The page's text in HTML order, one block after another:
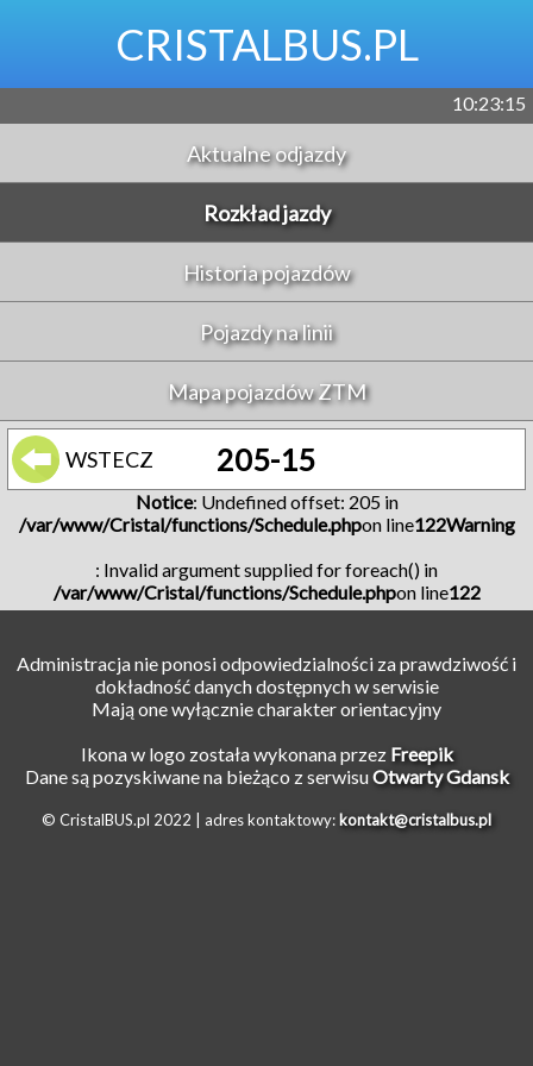
CRISTALBUS.PL
10:23:15
Aktualne odjazdy
Rozkład jazdy
Historia pojazdów
Pojazdy na linii
Mapa pojazdów ZTM
WSTECZ 205-15
Notice: Undefined offset: 205 in
/var/www/Cristal/functions/Schedule.phpon line122Warning
: Invalid argument supplied for foreach() in
/var/www/Cristal/functions/Schedule.phpon line122
Administracja nie ponosi odpowiedzialności za prawdziwość i
dokładność danych dostępnych w serwisie
Mają one wyłącznie charakter orientacyjny
Ikona w logo została wykonana przez Freepik
Dane są pozyskiwane na bieżąco z serwisuOtwarty Gdansk
© CristalBUS.pl 2022 | adres kontaktowy: kontakt@cristalbus.pl